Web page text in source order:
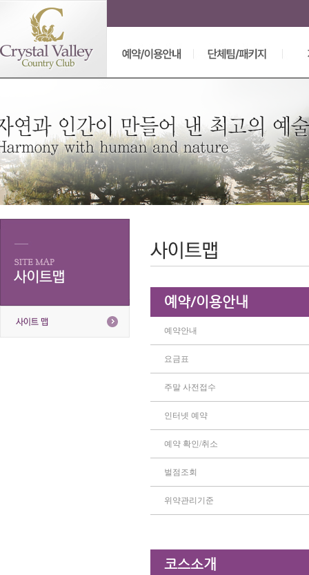
예약/이용안내
예약안내
요금표
주말 사전접수
인터넷 예약
예약 확인/취소
벌점조회
위약관리기준
코스소개